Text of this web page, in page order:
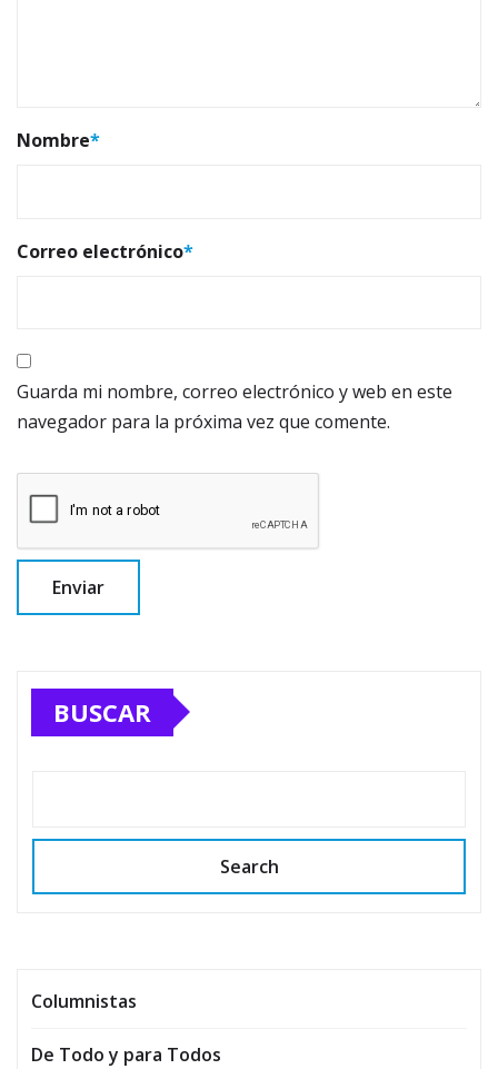
Nombre*
Correo electrónico*
Guarda mi nombre, correo electrónico y web en este
navegador para la próxima vez que comente.
BUSCAR
Search
Columnistas
De Todo y para Todos